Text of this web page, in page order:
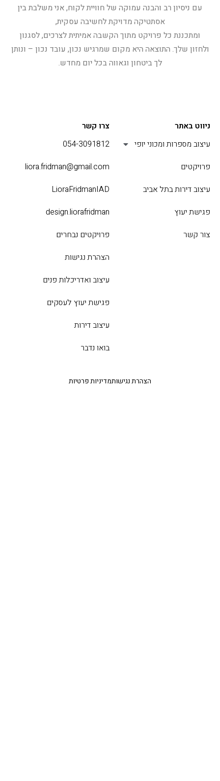
עם ניסיון רב והבנה עמוקה של חוויית לקוח, אני משלבת בין
אסתטיקה מדויקת לחשיבה עסקית,
ומתכננת כל פרויקט מתוך הקשבה אמיתית לצרכים, לסגנון
ולחזון שלך. התוצאה היא מקום שמרגיש נכון, עובד נכון – ונותן
לך ביטחון וגאווה בכל יום מחדש.
ניווט באתר
עיצוב מספרות ומכוני יופי
פרויקטים
עיצוב דירות בתל אביב
פגישת יעוץ
צור קשר
צרו קשר
054-3091812
liora.fridman@gmail.com
LioraFridmanIAD
design.liorafridman
פרויקטים נבחרים
הצהרת נגישות
עיצוב ואדריכלות פנים​
פגישת יעוץ לעסקים
עיצוב דירות
בואו נדבר
הצהרת נגישותמדיניות פרטיות